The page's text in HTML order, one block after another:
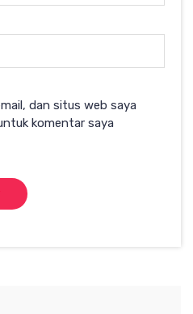
dan situs web saya
komentar saya